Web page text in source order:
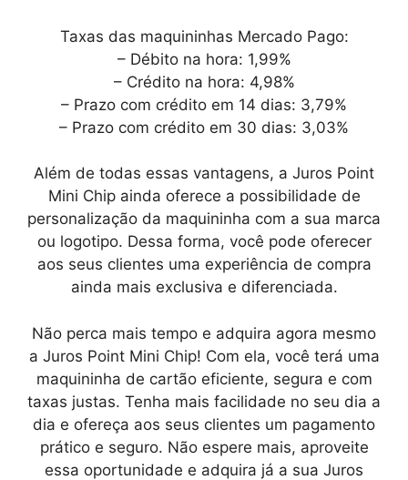
Taxas das maquininhas Mercado Pago:
– Débito na hora: 1,99%
– Crédito na hora: 4,98%
– Prazo com crédito em 14 dias: 3,79%
– Prazo com crédito em 30 dias: 3,03%
Além de todas essas vantagens, a Juros Point
Mini Chip ainda oferece a possibilidade de
personalização da maquininha com a sua marca
ou logotipo. Dessa forma, você pode oferecer
aos seus clientes uma experiência de compra
ainda mais exclusiva e diferenciada.
Não perca mais tempo e adquira agora mesmo
a Juros Point Mini Chip! Com ela, você terá uma
maquininha de cartão eficiente, segura e com
taxas justas. Tenha mais facilidade no seu dia a
dia e ofereça aos seus clientes um pagamento
prático e seguro. Não espere mais, aproveite
essa oportunidade e adquira já a sua Juros